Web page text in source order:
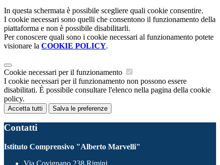
In questa schermata è possibile scegliere quali cookie consentire.
I cookie necessari sono quelli che consentono il funzionamento della
piattaforma e non è possibile disabilitarli.
Per conoscere quali sono i cookie necessari al funzionamento potete
visionare la COOKIE POLICY.
Cookie necessari per il funzionamento
I cookie necessari per il funzionamento non possono essere
disabilitati. È possibile consultare l'elenco nella pagina della cookie
policy.
Accetta tutti Salva le preferenze
Contatti
Istituto Comprensivo "Alberto Marvelli"
Via Covignano 238 Rimini